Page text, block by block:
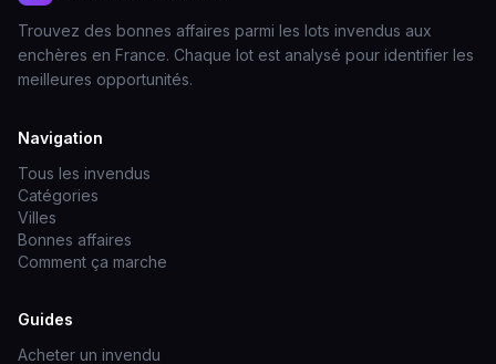
Trouvez des bonnes affaires parmi les lots invendus aux
enchères en France. Chaque lot est analysé pour identifier les
meilleures opportunités.
Navigation
Tous les invendus
Catégories
Villes
Bonnes affaires
Comment ça marche
Guides
Acheter un invendu